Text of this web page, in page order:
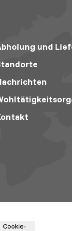
und
Cookie-